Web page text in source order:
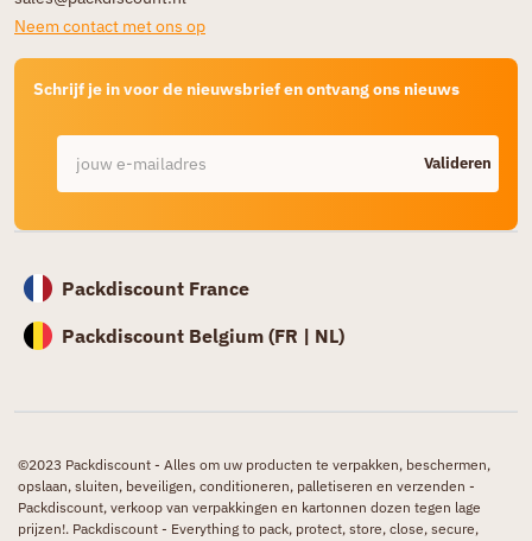
Neem contact met ons op
Schrijf je in voor de nieuwsbrief en ontvang ons nieuws
Valideren
Packdiscount France
Packdiscount Belgium (FR | NL)
©2023 Packdiscount - Alles om uw producten te verpakken, beschermen,
opslaan, sluiten, beveiligen, conditioneren, palletiseren en verzenden -
Packdiscount, verkoop van verpakkingen en kartonnen dozen tegen lage
prijzen!. Packdiscount - Everything to pack, protect, store, close, secure,